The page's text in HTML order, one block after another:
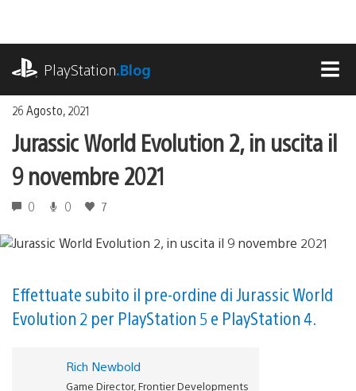
contenuto
PlayStation.Blog
26 Agosto, 2021
Jurassic World Evolution 2, in uscita il
9 novembre 2021
0 0 7
Effettuate subito il pre-ordine di Jurassic World
Evolution 2 per PlayStation 5 e PlayStation 4.
Rich Newbold
Game Director, Frontier Developments